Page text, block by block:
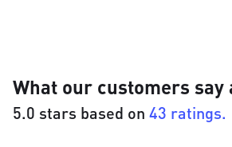
What our customers say
5.0 stars based on 43 ratings.